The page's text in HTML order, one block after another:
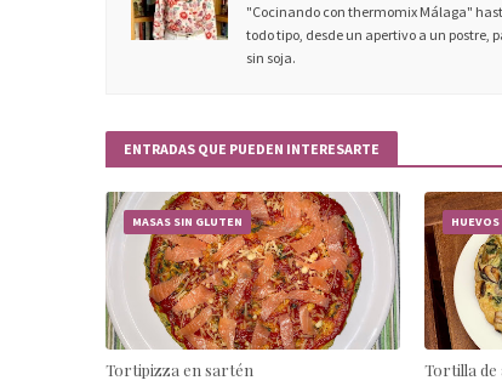
"Cocinando con thermomix Málaga"
todo tipo, desde un apertivo a un postre,
sin soja.
ENTRADAS QUE PUEDEN INTERESARTE
MASAS SIN GLUTEN
Tortipizza en sartén
HUEVOS
Tortilla de